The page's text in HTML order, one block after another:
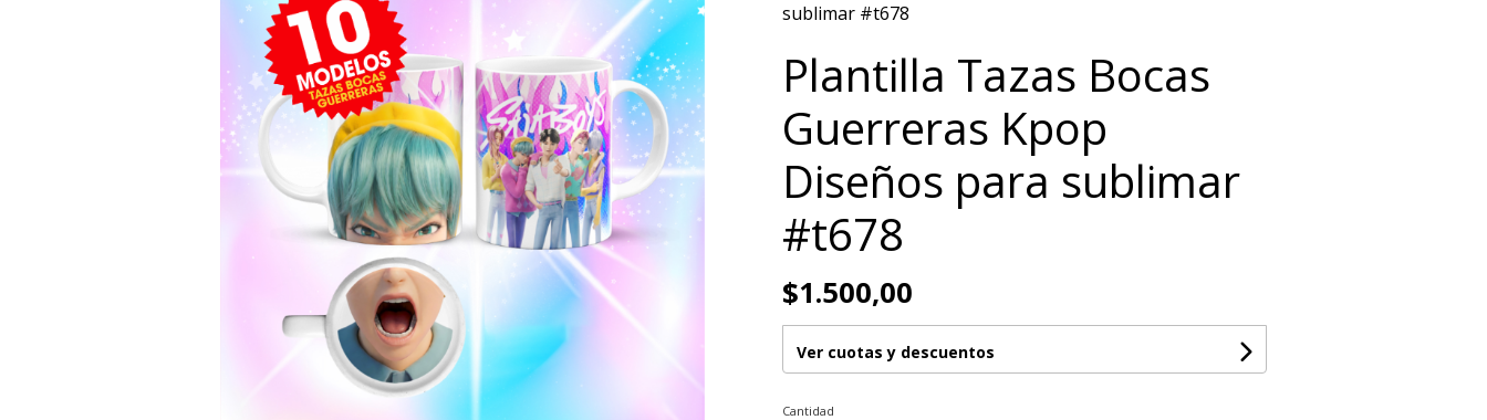
sublimar #t678
Plantilla Tazas Bocas
Guerreras Kpop
Diseños para sublimar
#t678
$1.500,00
Ver cuotas y descuentos
Cantidad